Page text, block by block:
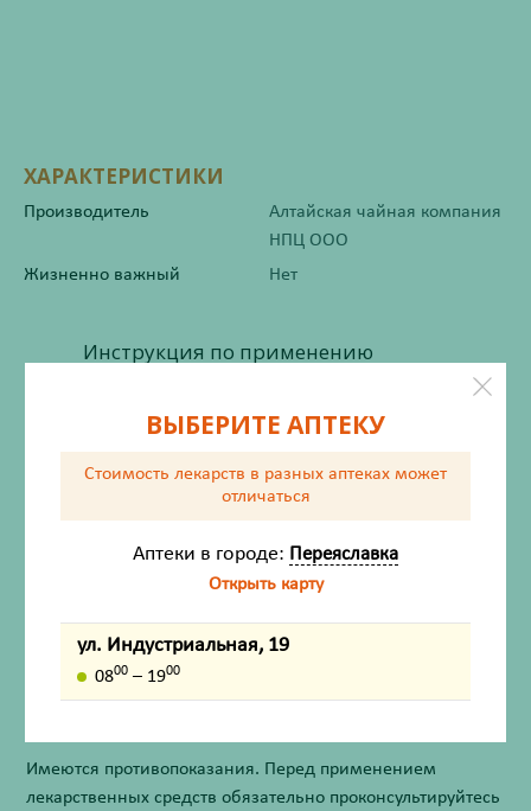
ХАРАКТЕРИСТИКИ
Производитель
Алтайская чайная компания
НПЦ ООО
Жизненно важный
Нет
Инструкция по применению
Состав
Способ применения и дозы
Противопоказания
Срок годности
Имеются противопоказания. Перед применением
лекарственных средств обязательно проконсультируйтесь
ВЫБЕРИТЕ АПТЕКУ
Стоимость лекарств в разных аптеках может
отличаться
Аптеки в городе: Переяславка
Открыть карту
ул. Индустриальная, 19
0800 – 1900